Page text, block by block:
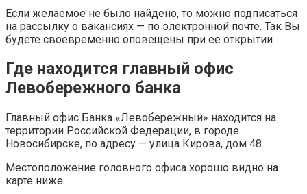
Если желаемое не было найдено, то можно подписаться
на рассылку о вакансиях — по электронной почте. Так Вы
будете своевременно оповещены при ее открытии.
Где находится главный офис
Левобережного банка
Главный офис Банка «Левобережный» находится на
территории Российской Федерации, в городе
Новосибирске, по адресу — улица Кирова, дом 48.
Местоположение головного офиса хорошо видно на
карте ниже.